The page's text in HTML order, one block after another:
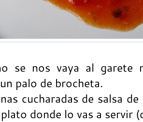
se nos vaya al garete
palo de brocheta.
cucharadas de salsa
donde lo vas a servir